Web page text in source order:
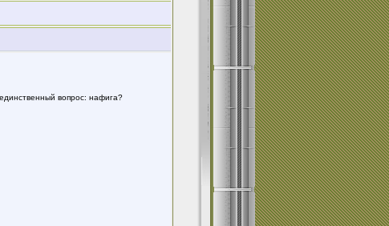
вопрос: нафига?